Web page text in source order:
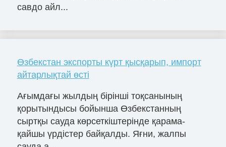
савдо айл...
Өзбекстан экспорты күрт қысқарып, импорт
айтарлықтай өсті
Ағымдағы жылдың бірінші тоқсанының
қорытындысы бойынша Өзбекстанның
сыртқы сауда көрсеткіштерінде қарама-
қайшы үрдістер байқалды. Яғни, жалпы